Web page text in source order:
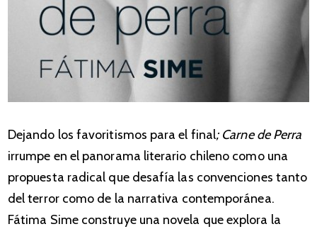
Dejando los favoritismos para el final; Carne de Perra
irrumpe en el panorama literario chileno como una
propuesta radical que desafía las convenciones tanto
del terror como de la narrativa contemporánea.
Fátima Sime construye una novela que explora la